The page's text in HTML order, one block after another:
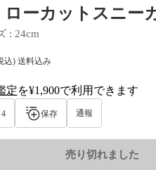
ーカットスニー
: 24cm
込) 送料込み
tag
定を¥1,900で利用できます
4 保存 通報
売り切れました